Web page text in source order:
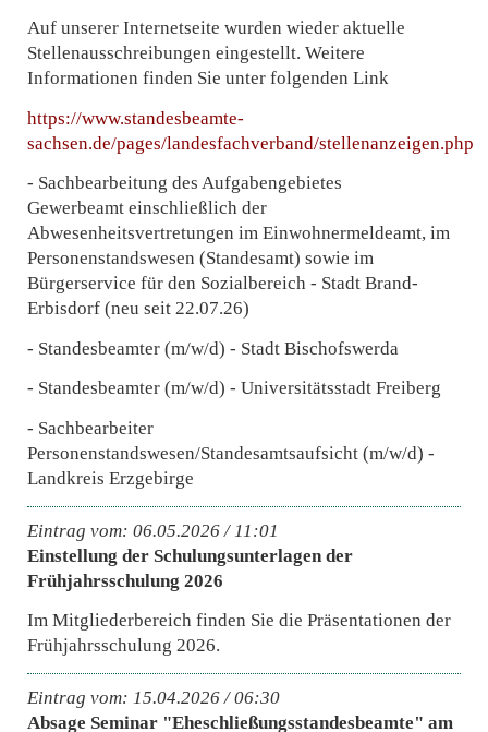
Auf unserer Internetseite wurden wieder aktuelle
Stellenausschreibungen eingestellt. Weitere
Informationen finden Sie unter folgenden Link
https://www.standesbeamte-
sachsen.de/pages/landesfachverband/stellenanzeigen.php
- Sachbearbeitung des Aufgabengebietes
Gewerbeamt einschließlich der
Abwesenheitsvertretungen im Einwohnermeldeamt, im
Personenstandswesen (Standesamt) sowie im
Bürgerservice für den Sozialbereich - Stadt Brand-
Erbisdorf (neu seit 22.07.26)
- Standesbeamter (m/w/d) - Stadt Bischofswerda
- Standesbeamter (m/w/d) - Universitätsstadt Freiberg
- Sachbearbeiter
Personenstandswesen/Standesamtsaufsicht (m/w/d) -
Landkreis Erzgebirge
Eintrag vom: 06.05.2026 / 11:01
Einstellung der Schulungsunterlagen der
Frühjahrsschulung 2026
Im Mitgliederbereich finden Sie die Präsentationen der
Frühjahrsschulung 2026.
Eintrag vom: 15.04.2026 / 06:30
Absage Seminar "Eheschließungsstandesbeamte" am